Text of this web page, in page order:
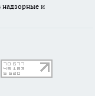
надзорные и